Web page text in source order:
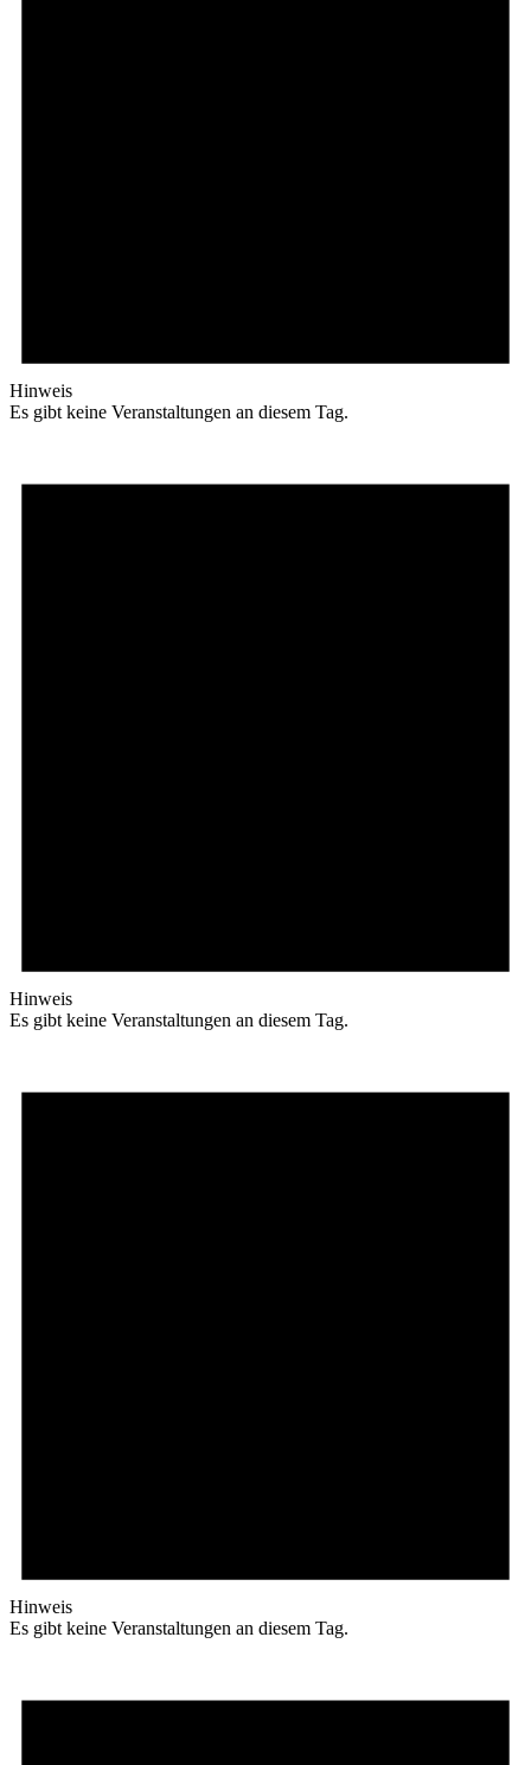
Hinweis
Es gibt keine Veranstaltungen an diesem Tag.
Hinweis
Es gibt keine Veranstaltungen an diesem Tag.
Hinweis
Es gibt keine Veranstaltungen an diesem Tag.